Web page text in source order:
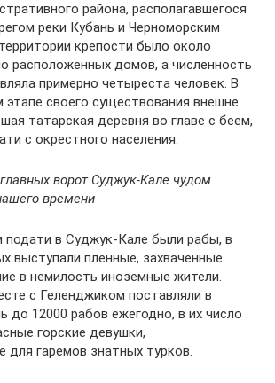
района, располагавшегося
реки Кубань и Черноморским
крепости было около
расположенных домов, а численность
примерно четыреста человек. В
этапе своего существования внешне
татарская деревня во главе с беем,
с окрестного населения.
ворот Суджук-Кале чудом
времени
в Суджук-Кале были рабы, в
выступали пленные, захваченные
в немилость иноземные жители.
с Геленджиком поставляли в
до 12000 рабов ежегодно, в их число
горские девушки,
для гаремов знатных турков.